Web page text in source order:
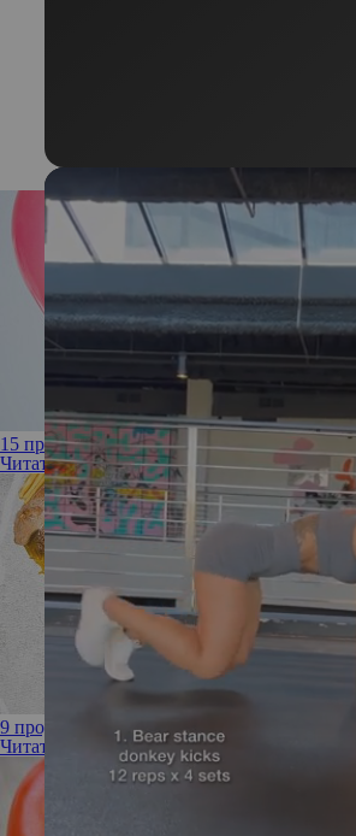
15 продуктов, вызывающих вздутие живота
Читать полностью
9 продуктов, которые улучшат работу мозга
Читать полностью